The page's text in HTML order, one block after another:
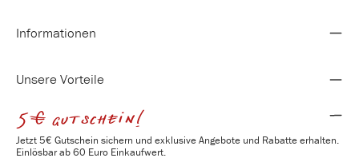
Informationen
Unsere Vorteile
5€ gutschein!
Jetzt 5€ Gutschein sichern und exklusive Angebote und Rabatte erhalten.
Einlösbar ab 60 Euro Einkaufwert.